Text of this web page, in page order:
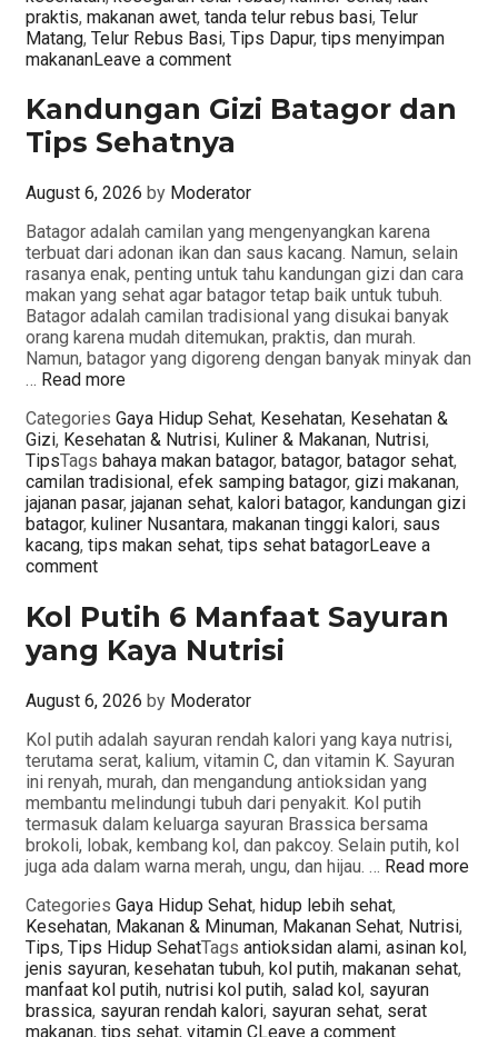
praktis, makanan awet, tanda telur rebus basi, Telur
Matang, Telur Rebus Basi, Tips Dapur, tips menyimpan
makananLeave a comment
Kandungan Gizi Batagor dan
Tips Sehatnya
August 6, 2026 by Moderator
Batagor adalah camilan yang mengenyangkan karena
terbuat dari adonan ikan dan saus kacang. Namun, selain
rasanya enak, penting untuk tahu kandungan gizi dan cara
makan yang sehat agar batagor tetap baik untuk tubuh.
Batagor adalah camilan tradisional yang disukai banyak
orang karena mudah ditemukan, praktis, dan murah.
Namun, batagor yang digoreng dengan banyak minyak dan
… Read more
Categories Gaya Hidup Sehat, Kesehatan, Kesehatan &
Gizi, Kesehatan & Nutrisi, Kuliner & Makanan, Nutrisi,
TipsTags bahaya makan batagor, batagor, batagor sehat,
camilan tradisional, efek samping batagor, gizi makanan,
jajanan pasar, jajanan sehat, kalori batagor, kandungan gizi
batagor, kuliner Nusantara, makanan tinggi kalori, saus
kacang, tips makan sehat, tips sehat batagorLeave a
comment
Kol Putih 6 Manfaat Sayuran
yang Kaya Nutrisi
August 6, 2026 by Moderator
Kol putih adalah sayuran rendah kalori yang kaya nutrisi,
terutama serat, kalium, vitamin C, dan vitamin K. Sayuran
ini renyah, murah, dan mengandung antioksidan yang
membantu melindungi tubuh dari penyakit. Kol putih
termasuk dalam keluarga sayuran Brassica bersama
brokoli, lobak, kembang kol, dan pakcoy. Selain putih, kol
juga ada dalam warna merah, ungu, dan hijau. … Read more
Categories Gaya Hidup Sehat, hidup lebih sehat,
Kesehatan, Makanan & Minuman, Makanan Sehat, Nutrisi,
Tips, Tips Hidup SehatTags antioksidan alami, asinan kol,
jenis sayuran, kesehatan tubuh, kol putih, makanan sehat,
manfaat kol putih, nutrisi kol putih, salad kol, sayuran
brassica, sayuran rendah kalori, sayuran sehat, serat
makanan, tips sehat, vitamin CLeave a comment